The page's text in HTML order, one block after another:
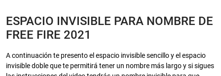
ESPACIO INVISIBLE PARA NOMBRE DE
FREE FIRE 2021
A continuación te presento el espacio invisible sencillo y el espacio
invisible doble que te permitirá tener un nombre más largo y si sigues